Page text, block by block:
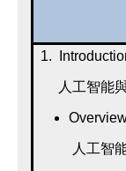
1.
人工智能與
人工智能